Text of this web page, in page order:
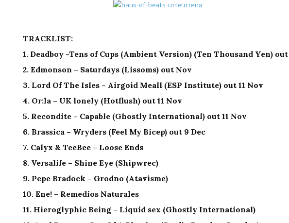
TRACKLIST:
1. Deadboy -Tens of Cups (Ambient Version) (Ten Thousand Yen) out
2. Edmonson – Saturdays (Lissoms) out Nov
3. Lord Of The Isles – Airgoid Meall (ESP Institute) out 11 Nov
4. Or:la – UK lonely (Hotflush) out 11 Nov
5. Recondite – Capable (Ghostly International) out 11 Nov
6. Brassica – Wryders (Feel My Bicep) out 9 Dec
7. Calyx & TeeBee – Loose Ends
8. Versalife – Shine Eye (Shipwrec)
9. Pepe Bradock – Grodno (Atavisme)
10. Ene! – Remedios Naturales
11. Hieroglyphic Being – Liquid sex (Ghostly International)